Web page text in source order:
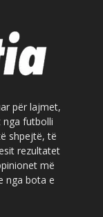
për lajmet,
futbolli
shpejtë, të
rezultatet
më
nga bota e